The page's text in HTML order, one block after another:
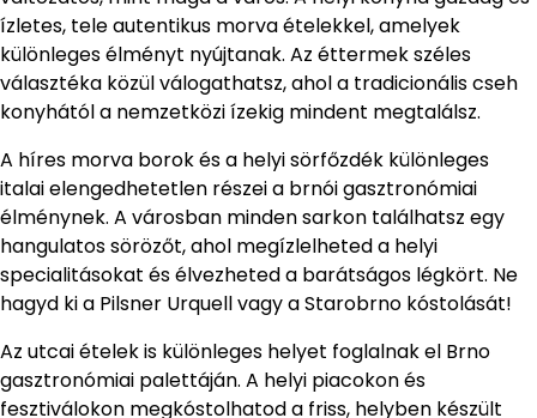
ízletes, tele autentikus morva ételekkel, amelyek
különleges élményt nyújtanak. Az éttermek széles
választéka közül válogathatsz, ahol a tradicionális cseh
konyhától a nemzetközi ízekig mindent megtalálsz.
A híres morva borok és a helyi sörfőzdék különleges
italai elengedhetetlen részei a brnói gasztronómiai
élménynek. A városban minden sarkon találhatsz egy
hangulatos sörözőt, ahol megízlelheted a helyi
specialitásokat és élvezheted a barátságos légkört. Ne
hagyd ki a Pilsner Urquell vagy a Starobrno kóstolását!
Az utcai ételek is különleges helyet foglalnak el Brno
gasztronómiai palettáján. A helyi piacokon és
fesztiválokon megkóstolhatod a friss, helyben készült